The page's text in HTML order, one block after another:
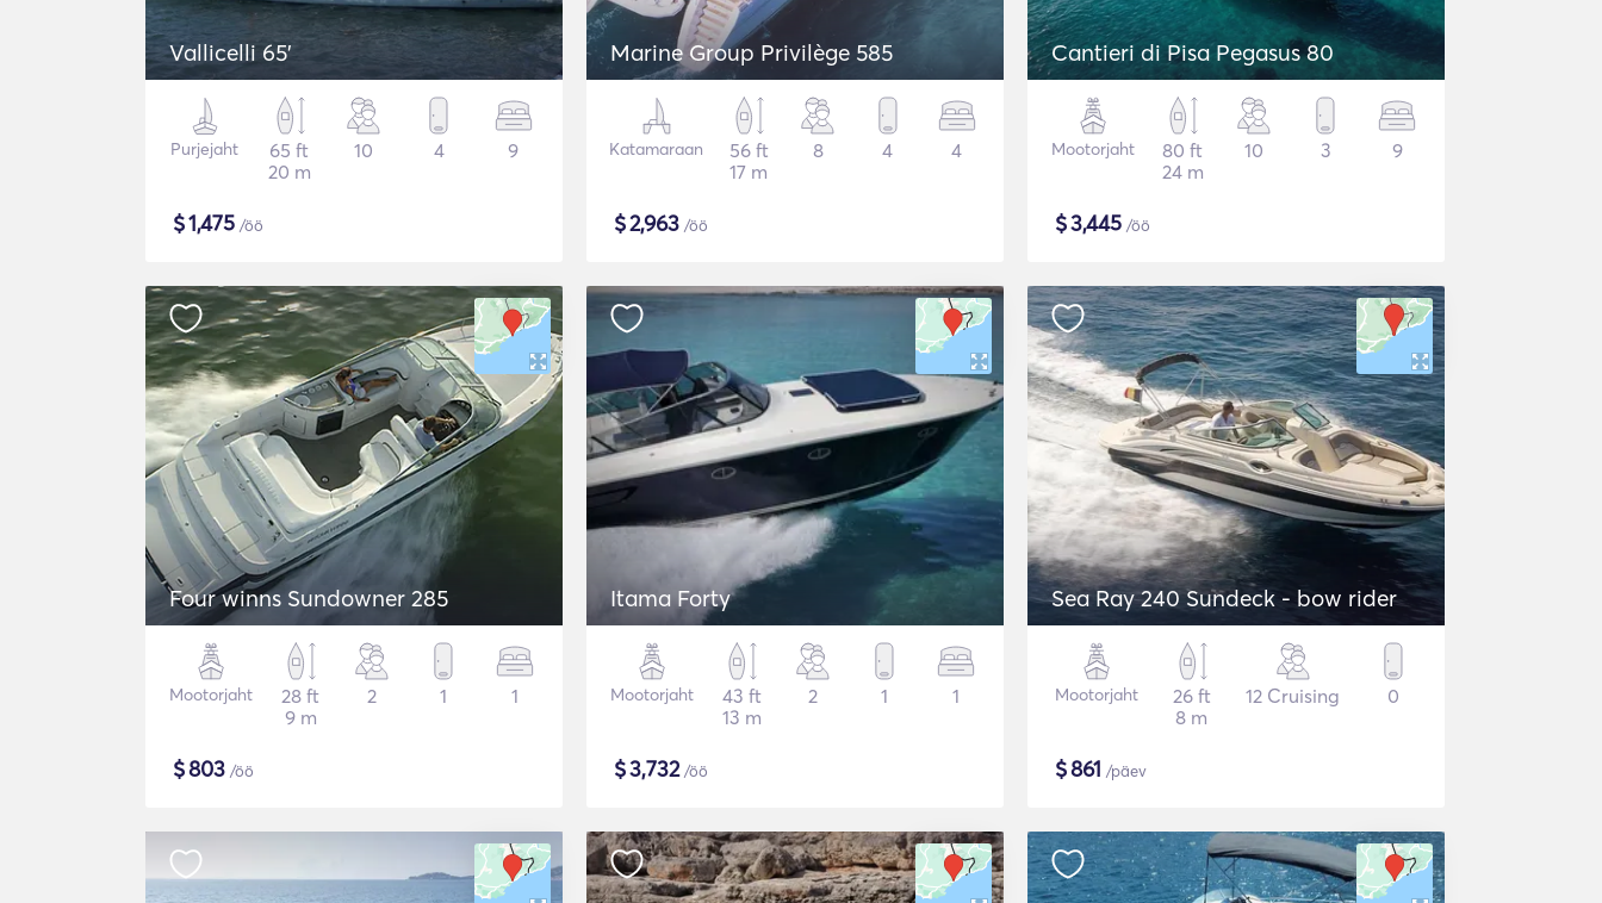
Vallicelli 65'
Purjejaht
65 ft
20 m
10 4 9
$1,475 /öö
Marine Group Privilège 585
Katamaraan
56 ft
17 m
8 4 4
$2,963 /öö
Cantieri di Pisa Pegasus 80
Mootorjaht
80 ft
24 m
10 3 9
$3,445 /öö
Four winns Sundowner 285
Mootorjaht
28 ft
9 m
2 1 1
$803 /öö
Itama Forty
Mootorjaht
43 ft
13 m
2 1 1
$3,732/öö
Sea Ray 240 Sundeck - bow rider
Mootorjaht
26 ft
8 m
12 Cruising 0
$861 /päev